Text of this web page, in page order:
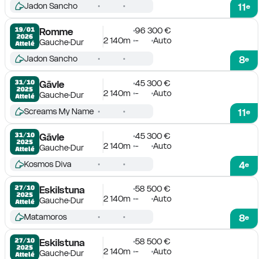
11e
Jadon Sancho
19/01
2026
Attelé
Romme
GaucheDur
96 300 €
2 140m - Auto
8e
Jadon Sancho
31/10
2025
Attelé
Gävle
GaucheDur
45 300 €
2 140m - Auto
11e
Screams My Name
31/10
2025
Attelé
Gävle
GaucheDur
45 300 €
2 140m - Auto
4e
Kosmos Diva
27/10
2025
Attelé
Eskilstuna
GaucheDur
58 500 €
2 140m - Auto
8e
Matamoros
27/10
2025
Attelé
Eskilstuna
GaucheDur
58 500 €
2 140m - Auto